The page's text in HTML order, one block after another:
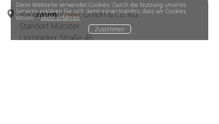
stadtraumprojektGmbH & Co. KG
Standort Münster
Lippstädter Straße 46
Diese Webseite verwendet Cookies. Durch die Nutzung unseres
Services erklären Sie sich damit einverstanden, dass wir Cookies
setzen. –Mehr erfahren
Zustimmen